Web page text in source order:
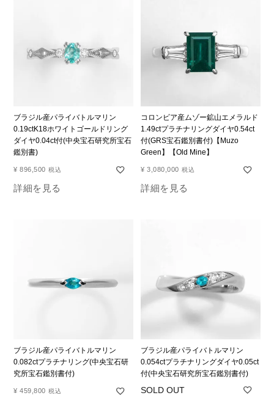
ブラジル産パライバトルマリン
0.19ctK18ホワイトゴールドリング
ダイヤ0.04ct付(中央宝石研究所宝石
鑑別書)
¥ 896,500 税込
詳細を見る
コロンビア産ムゾー鉱山エメラルド
1.49ctプラチナリングダイヤ0.54ct
付(GRS宝石鑑別書付)【Muzo
Green】【Old Mine】
¥ 3,080,000 税込
詳細を見る
ブラジル産パライバトルマリン
0.082ctプラチナリング(中央宝石研
究所宝石鑑別書付)
¥ 459,800 税込
ブラジル産パライバトルマリン
0.054ctプラチナリングダイヤ0.05ct
付(中央宝石研究所宝石鑑別書付)